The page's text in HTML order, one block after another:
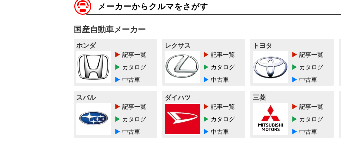
メーカーからクルマをさがす
国産自動車メーカー
ホンダ
記事一覧
カタログ
中古車
レクサス
記事一覧
カタログ
中古車
トヨタ
記事一覧
カタログ
中古車
スバル
記事一覧
カタログ
中古車
ダイハツ
記事一覧
カタログ
中古車
三菱
記事一覧
カタログ
中古車